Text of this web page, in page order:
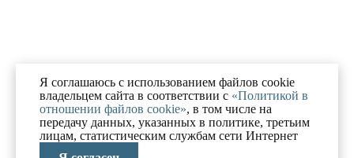
Я соглашаюсь с использованием файлов cookie
владельцем сайта в соответствии с «Политикой в
отношении файлов cookie», в том числе на
передачу данных, указанных в политике, третьим
лицам, статистическим службам сети Интернет